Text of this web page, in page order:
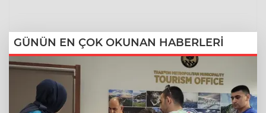
GÜNÜN EN ÇOK OKUNAN HABERLERİ